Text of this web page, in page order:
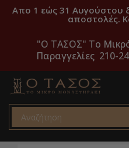
Απο 1 εώς 31 Αυγούστου
αποστολές.
"O ΤΑΣΟΣ" Το
Παραγγελίες 210-